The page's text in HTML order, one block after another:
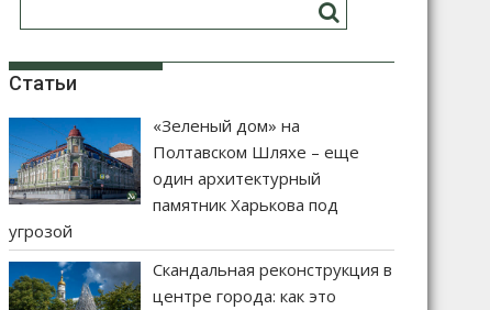
Статьи
«Зеленый дом» на
Полтавском Шляхе – еще
один архитектурный
памятник Харькова под
угрозой
Скандальная реконструкция в
центре города: как это